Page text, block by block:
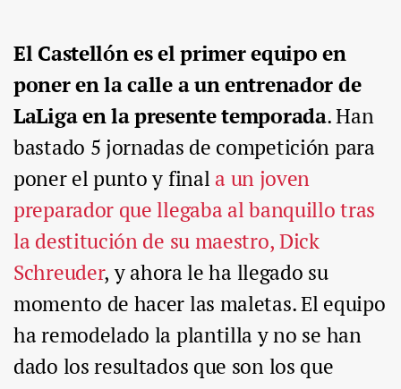
El Castellón es el primer equipo en
poner en la calle a un entrenador de
LaLiga en la presente temporada. Han
bastado 5 jornadas de competición para
poner el punto y final a un joven
preparador que llegaba al banquillo tras
la destitución de su maestro, Dick
Schreuder, y ahora le ha llegado su
momento de hacer las maletas. El equipo
ha remodelado la plantilla y no se han
dado los resultados que son los que